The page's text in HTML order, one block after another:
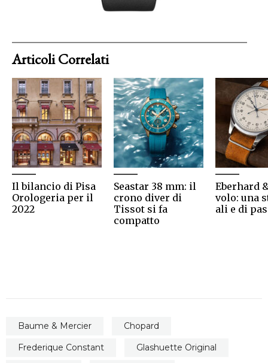
Articoli Correlati
Il bilancio di Pisa
Orologeria per il
2022
Seastar 38 mm: il
crono diver di
Tissot si fa
compatto
Eberhard
volo: una
ali e di
Baume & Mercier
Chopard
Frederique Constant
Glashuette Original